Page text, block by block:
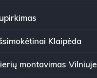
Klaipėda
montavimas Vilniuje